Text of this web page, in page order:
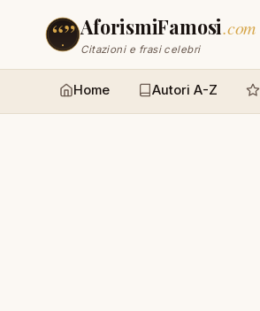
AforismiFamosi.com
Citazioni e frasi celebri
Home Autori A-Z